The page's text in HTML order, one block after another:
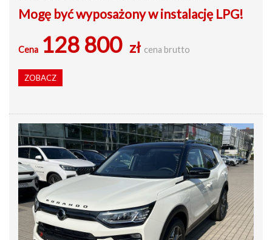
Mogę być wyposażony w instalację LPG!
Cena 128 800 zł cena brutto
ZOBACZ